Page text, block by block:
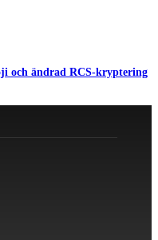
och ändrad RCS-kryptering